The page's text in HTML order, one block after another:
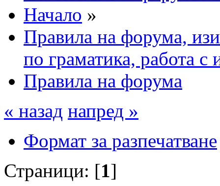
Начало »
Правила на форума,
по граматика, работа с
Правила на форума
« назад напред »
Формат за разпечатване
Страници: [1]